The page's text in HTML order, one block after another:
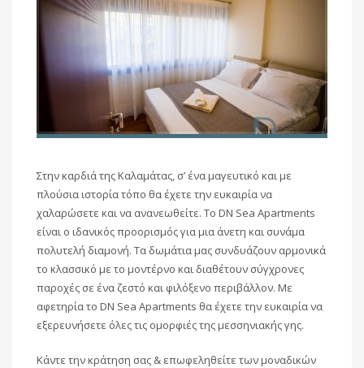
Στην καρδιά της Καλαμάτας, σ’ ένα μαγευτικό και με
πλούσια ιστορία τόπο θα έχετε την ευκαιρία να
χαλαρώσετε και να ανανεωθείτε. Το DN Sea Apartments
είναι ο ιδανικός προορισμός για μια άνετη και συνάμα
πολυτελή διαμονή. Τα δωμάτια μας συνδυάζουν αρμονικά
το κλασσικό με το μοντέρνο και διαθέτουν σύγχρονες
παροχές σε ένα ζεστό και φιλόξενο περιβάλλον. Με
αφετηρία το DN Sea Apartments θα έχετε την ευκαιρία να
εξερευνήσετε όλες τις ομορφιές της μεσσηνιακής γης.
Κάντε την κράτηση σας & επωφεληθείτε των μοναδικών